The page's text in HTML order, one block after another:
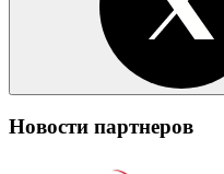
Новости партнеров